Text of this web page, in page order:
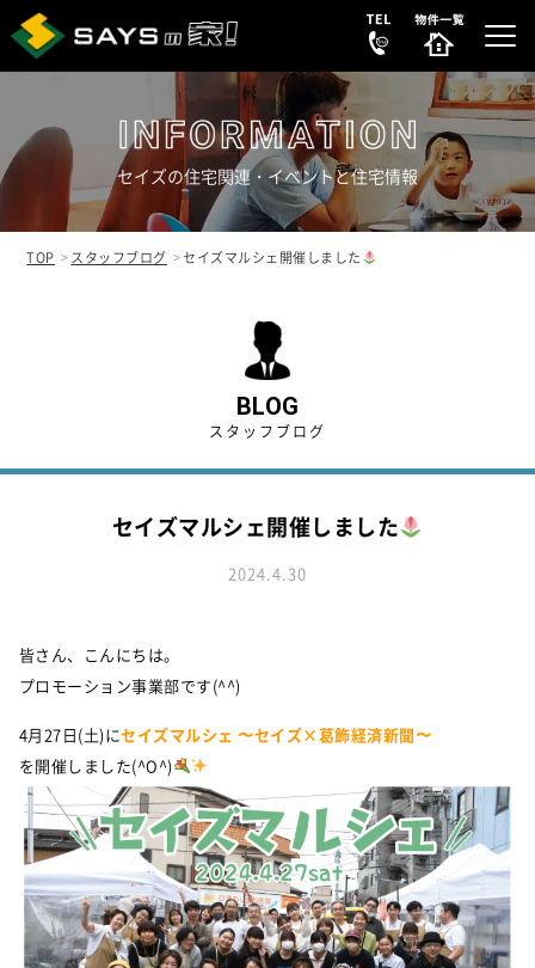
REASON
選ばれる理由
NEW HOUSE
販売中の新築分譲住宅
SECONDHAND
COMPANY
会社案内
建築実例
オーナーズボイス
オーナーズ
耐震等級3の家づくり
「したまち未来活用」～不動産売却相談室～
プライバシーポリシー
サイトマップ
セイズの住宅関連・イベントと住宅情報
TOP スタッフブログ セイズマルシェ開催しました
BLOG
スタッフブログ
セイズマルシェ開催しました
2024.4.30
皆さん、こんにちは。
プロモーション事業部です(^^)
4月27日(土)にセイズマルシェ 〜セイズ×葛飾経済新聞〜
を開催しました(^O^)